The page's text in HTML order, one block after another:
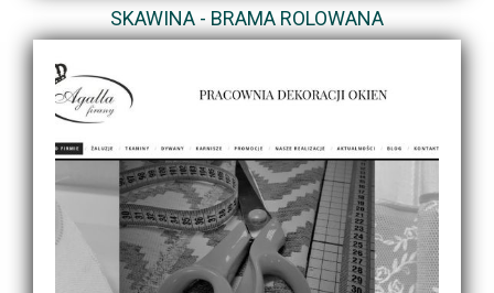
SKAWINA - BRAMA ROLOWANA